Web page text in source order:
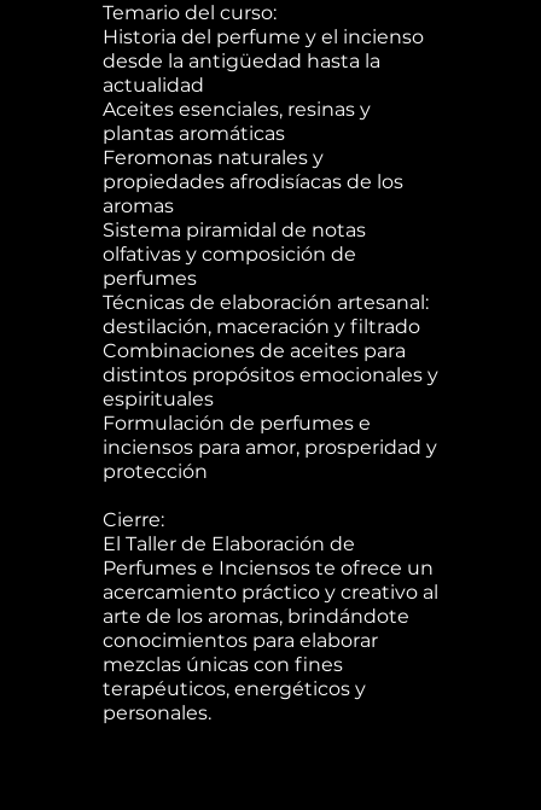
Temario del curso:
Historia del perfume y el incienso
desde la antigüedad hasta la
actualidad
Aceites esenciales, resinas y
plantas aromáticas
Feromonas naturales y
propiedades afrodisíacas de los
aromas
Sistema piramidal de notas
olfativas y composición de
perfumes
Técnicas de elaboración artesanal:
destilación, maceración y filtrado
Combinaciones de aceites para
distintos propósitos emocionales y
espirituales
Formulación de perfumes e
inciensos para amor, prosperidad y
protección
Cierre:
El Taller de Elaboración de
Perfumes e Inciensos te ofrece un
acercamiento práctico y creativo al
arte de los aromas, brindándote
conocimientos para elaborar
mezclas únicas con fines
terapéuticos, energéticos y
personales.